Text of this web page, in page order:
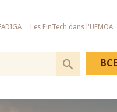
Les FinTech dans l'UEMOA